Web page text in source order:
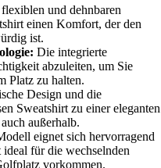
und dehnbaren
einen Komfort, der den
ist.
Die integrierte
abzuleiten, um Sie
Platz zu halten.
Design und die
Sweatshirt zu einer eleganten
außerhalb.
eignet sich hervorragend
für die wechselnden
vorkommen.